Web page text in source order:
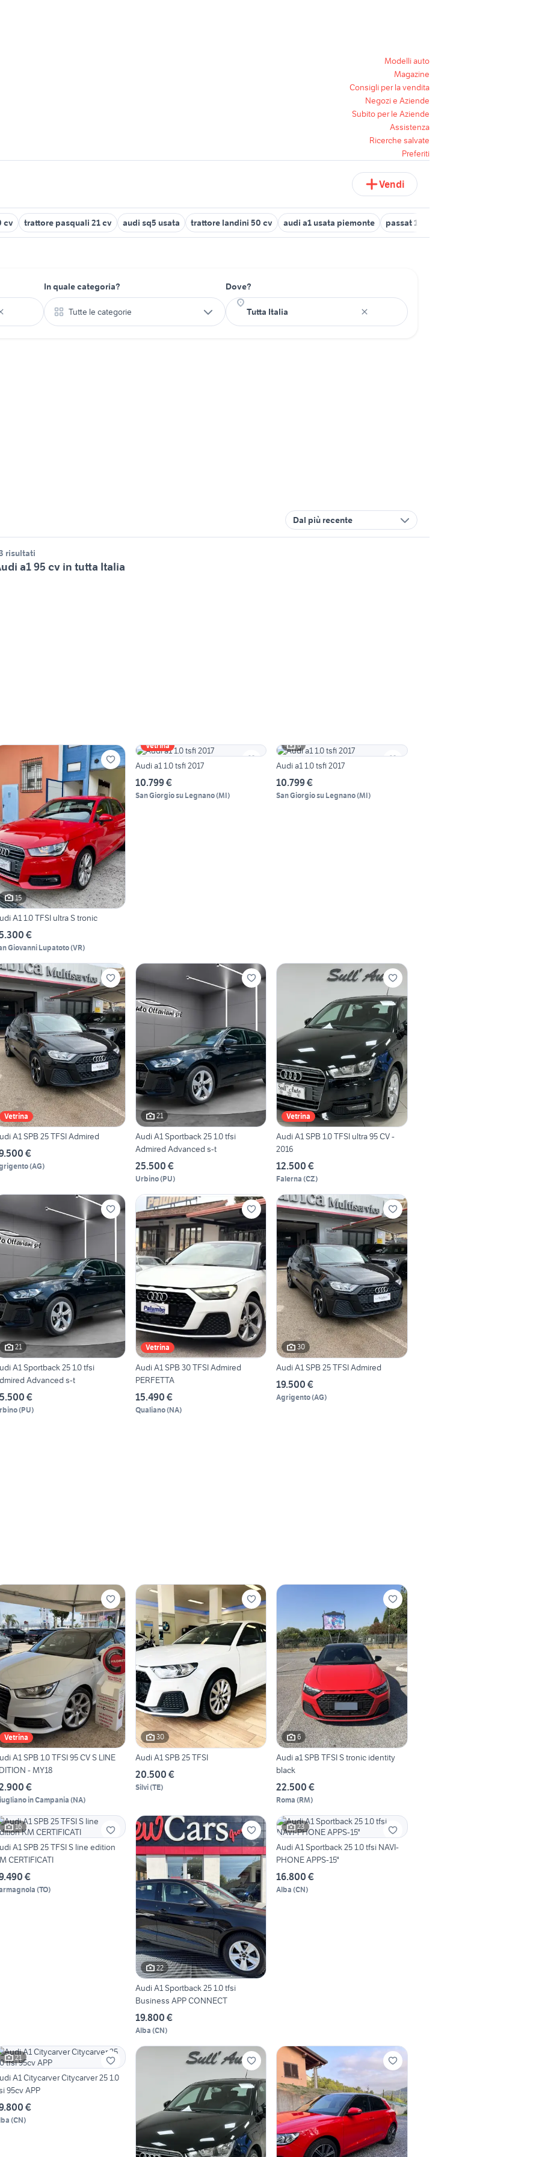
Modelli auto
Magazine
Consigli per la vendita
Negozi e Aziende
Subito per le Aziende
Assistenza
Ricerche salvate
Preferiti
Vendi
cv trattore pasquali 21 cv audi sq5 usata trattore landini 50 cv audi a1 usata piemonte passat 1.9 tdi 130 cv
In quale categoria?
Tutte le categorie
Dove?
Dal più recente
risultati
a1 95 cv in tutta Italia
15
A1 1.0 TFSI ultra S tronic
€
Giovanni Lupatoto(VR)
Vetrina
Audi a1 1.0 tsfi 2017
10.799 €
San Giorgio su Legnano(MI)
6
Audi a1 1.0 tsfi 2017
10.799 €
San Giorgio su Legnano(MI)
Vetrina
A1 SPB 25 TFSI Admired
€
(AG)
21
Audi A1 Sportback 25 1.0 tfsi
Admired Advanced s-t
25.500 €
Urbino(PU)
Vetrina
Audi A1 SPB 1.0 TFSI ultra 95 CV -
2016
12.500 €
Falerna (CZ)
21
A1 Sportback 25 1.0 tfsi
Advanced s-t
€
(PU)
Vetrina
Audi A1 SPB 30 TFSI Admired
PERFETTA
15.490 €
Qualiano(NA)
30
Audi A1 SPB 25 TFSI Admired
19.500 €
Agrigento(AG)
Vetrina
A1 SPB 1.0 TFSI 95 CV S LINE
- MY18
€
in Campania (NA)
30
Audi A1 SPB 25 TFSI
20.500 €
Silvi(TE)
6
Audi a1 SPB TFSI S tronic identity
black
22.500 €
Roma (RM)
16
A1 SPB 25 TFSI S line edition
CERTIFICATI
€
(TO)
22
Audi A1 Sportback 25 1.0 tfsi
Business APP CONNECT
19.800 €
Alba (CN)
23
Audi A1 Sportback 25 1.0 tfsi NAVI-
PHONE APPS-15"
16.800 €
Alba (CN)
21
A1 Citycarver Citycarver 25 1.0
95cv APP
€
(CN)